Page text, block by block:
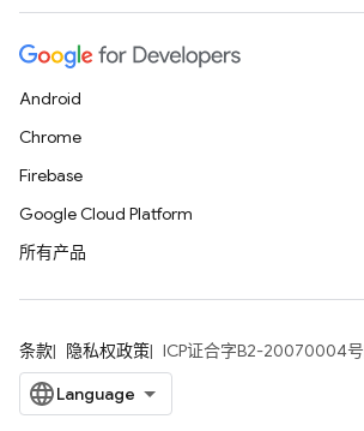
Android
Chrome
Firebase
Google Cloud Platform
所有产品
条款 隐私权政策 ICP证合字B2-20070004号